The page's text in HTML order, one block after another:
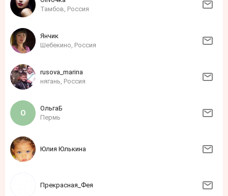
Тамбов, Россия
Янчик
Шебекино, Россия
rusova_marina
нягань, Россия
ОльгаБ
Пермь
Юлия Юлькина
Прекрасная_Фея